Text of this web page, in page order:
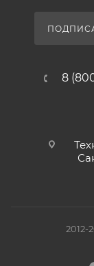
8
2012-